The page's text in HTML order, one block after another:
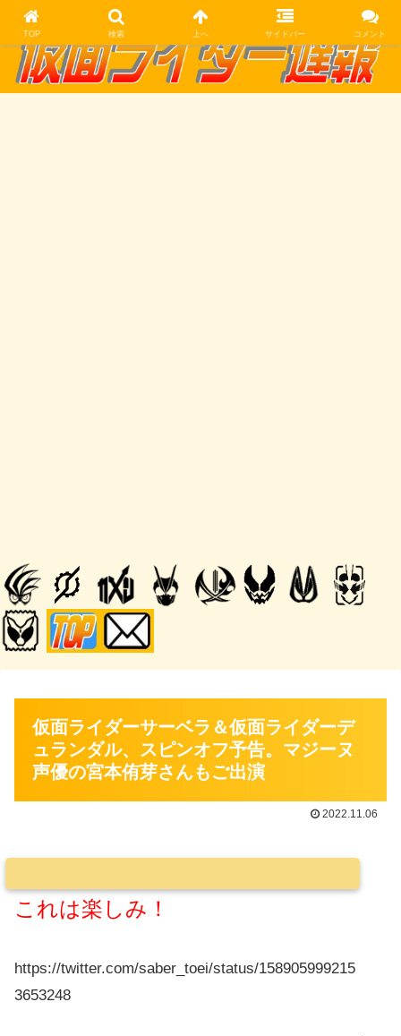
仮面ライダーサーベラ＆仮面ライダーデ
ュランダル、スピンオフ予告。マジーヌ
声優の宮本侑芽さんもご出演
2022.11.06
これは楽しみ！
https://twitter.com/saber_toei/status/158905999215
3653248
TOP 検索 上へ サイドバー コメント